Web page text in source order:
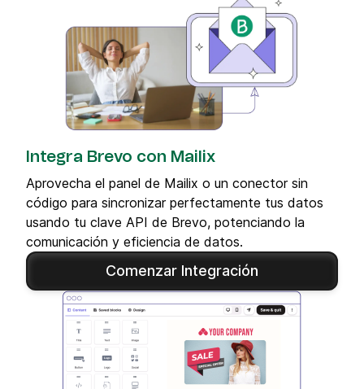
Integra Brevo con Mailix
Aprovecha el panel de Mailix o un conector sin
código para sincronizar perfectamente tus datos
usando tu clave API de Brevo, potenciando la
comunicación y eficiencia de datos.
Comenzar Integración